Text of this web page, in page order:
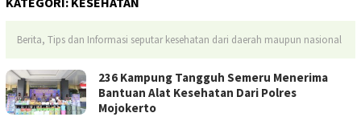
Berita, Tips dan Informasi seputar kesehatan dari daerah maupun nasional
236 Kampung Tangguh Semeru Menerima
Bantuan Alat Kesehatan Dari Polres
Mojokerto